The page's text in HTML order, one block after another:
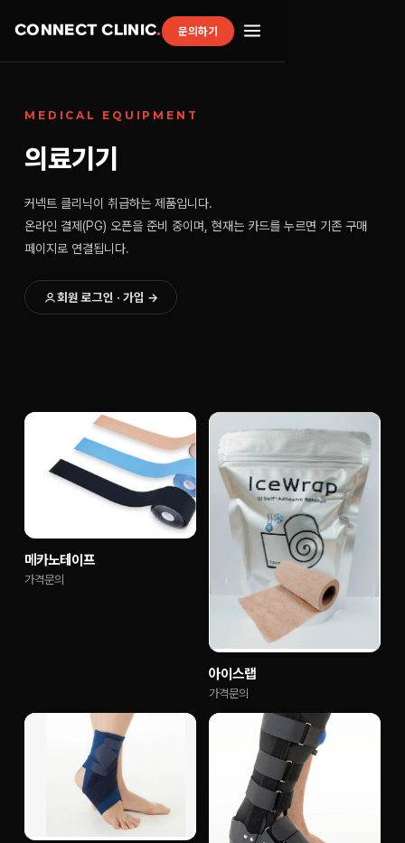
CONNECT CLINIC. 문의하기
MEDICAL EQUIPMENT
의료기기
커넥트 클리닉이 취급하는 제품입니다.
온라인 결제(PG) 오픈을 준비 중이며, 현재는 카드를 누르면 기존 구매
페이지로 연결됩니다.
회원 로그인 · 가입 →
메카노테이프
가격문의
아이스랩
가격문의